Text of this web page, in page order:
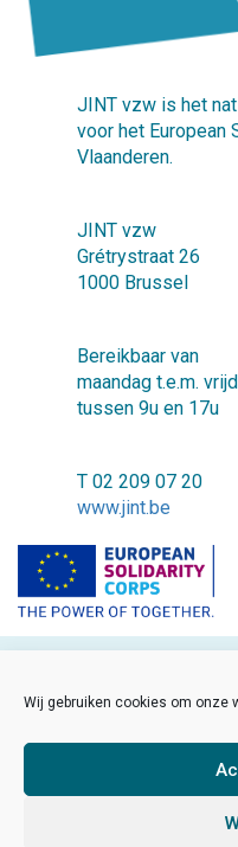
Wij gebruiken cookies om onze
JINT vzw is het
voor het European
Vlaanderen.
JINT vzw
Grétrystraat 26
1000 Brussel
Bereikbaar van
maandag t.e.m.
tussen 9u en 17u
T 02 209 07 20
www.jint.be